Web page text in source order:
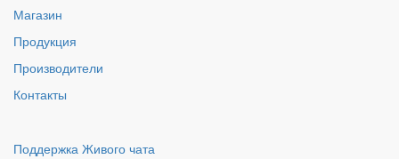
Магазин
Продукция
Производители
Контакты
Поддержка Живого чата